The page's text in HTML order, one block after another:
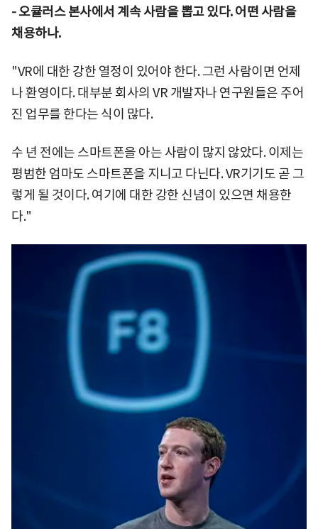
-오큘러스 본사에서 계속 사람을 뽑고 있다. 어떤 사람을
채용하나.
"VR에 대한 강한 열정이 있어야 한다. 그런 사람이면 언제
나 환영이다. 대부분 회사의 VR 개발자나 연구원들은 주어
진 업무를 한다는 식이 많다.
수 년 전에는 스마트폰을 아는 사람이 많지 않았다. 이제는
평범한 엄마도 스마트폰을 지니고 다닌다. VR기기도 곧 그
렇게 될 것이다. 여기에 대한 강한 신념이 있으면 채용한
다."